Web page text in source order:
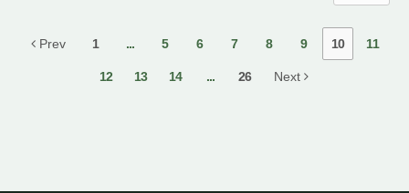
Prev 1 ... 5 6 7 8 9 10 11
12 13 14 ... 26 Next